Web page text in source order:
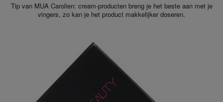
Tip van MUA Carolien: cream-producten breng je het beste aan met je
vingers, zo kan je het product makkelijker doseren.